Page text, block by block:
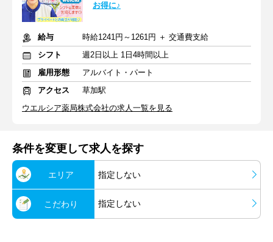
お得に♪
給与
時給1241円～1261円 ＋ 交通費支給
シフト
週2日以上 1日4時間以上
雇用形態
アルバイト・パート
アクセス
草加駅
ウエルシア薬局株式会社の求人一覧を見る
条件を変更して求人を探す
エリア 指定しない
こだわり 指定しない